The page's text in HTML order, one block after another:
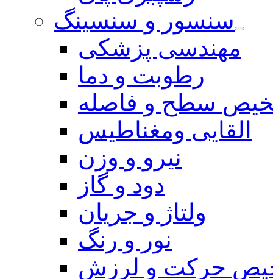
سنسور و سنسینگ
مهندسی پزشکی
رطوبت و دما
سطح و فاصله
القایی ومغناطیس
نیرو و وزن
دود و گاز
ولتاژ و جریان
نور و رنگ
حرکت و لرزش